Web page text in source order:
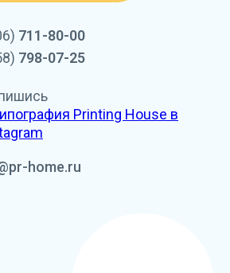
711-80-00
798-07-25
home.ru